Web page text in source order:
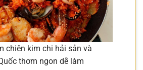
chiên kim chi hải sản và
thơm ngon dễ làm